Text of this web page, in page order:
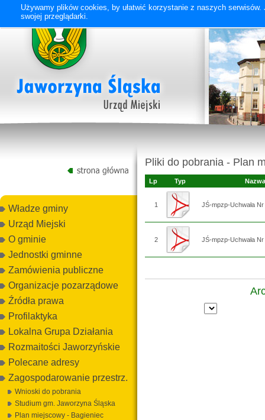
Władze gminy
Urząd Miejski
O gminie
Jednostki gminne
Zamówienia publiczne
Organizacje pozarządowe
Źródła prawa
Profilaktyka
Lokalna Grupa Działania
Rozmaitości Jaworzyńskie
Polecane adresy
Zagospodarowanie przestrz.
Wnioski do pobrania
Studium gm. Jaworzyna Śląska
Plan miejscowy - Bagieniec
Pliki do pobrania - Plan
Lp Typ
1 JŚ-mpzp-Uchwała
2 JŚ-mpzp-Uchwała
Używamy plików cookies, by ułatwić korzystanie z naszych
swojej przeglądarki.